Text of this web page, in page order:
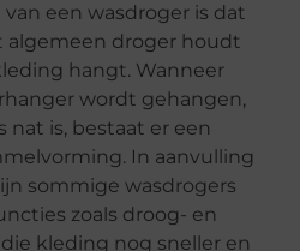
een wasdroger is dat
algemeen droger houdt
hangt. Wanneer
wordt gehangen,
nat is, bestaat er een
In aanvulling
sommige wasdrogers
zoals droog- en
kleding nog sneller en